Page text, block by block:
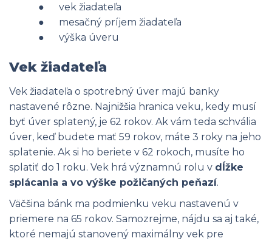
● vek žiadateľa
● mesačný príjem žiadateľa
● výška úveru
Vek žiadateľa
Vek žiadateľa o spotrebný úver majú banky
nastavené rôzne. Najnižšia hranica veku, kedy musí
byť úver splatený, je 62 rokov. Ak vám teda schvália
úver, keď budete mať 59 rokov, máte 3 roky na jeho
splatenie. Ak si ho beriete v 62 rokoch, musíte ho
splatiť do 1 roku. Vek hrá významnú rolu v dĺžke
splácania a vo výške požičaných peňazí.
Väčšina bánk ma podmienku veku nastavenú v
priemere na 65 rokov. Samozrejme, nájdu sa aj také,
ktoré nemajú stanovený maximálny vek pre